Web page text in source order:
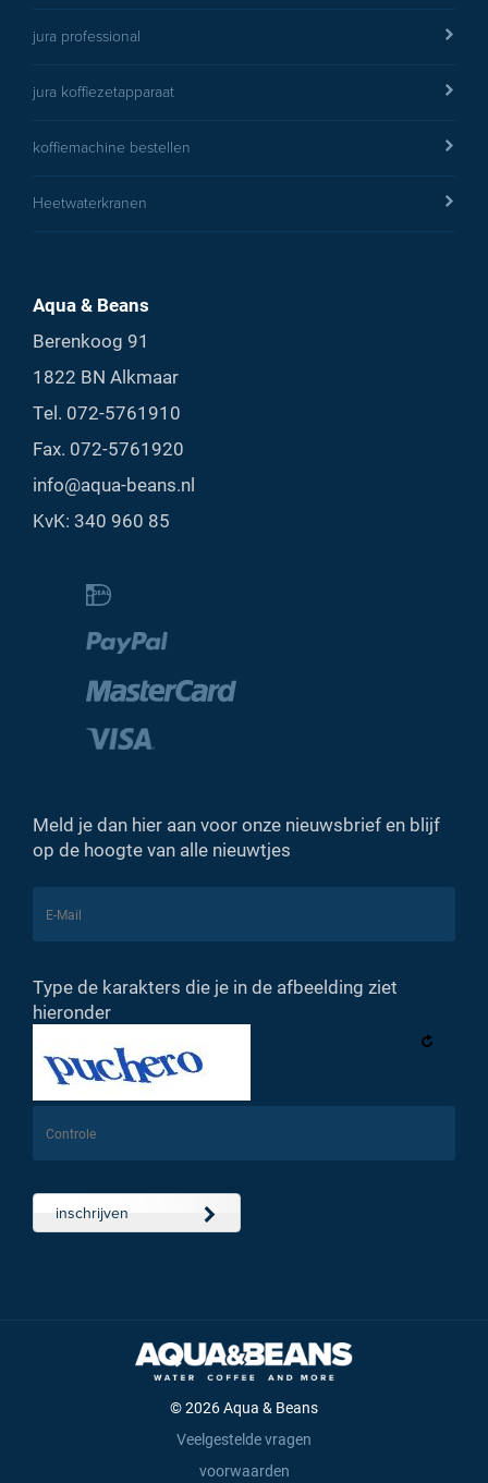
jura professional
jura koffiezetapparaat
koffiemachine bestellen
Heetwaterkranen
Aqua & Beans
Berenkoog 91
1822 BN Alkmaar
Tel. 072-5761910
Fax. 072-5761920
info@aqua-beans.nl
KvK: 340 960 85
Meld je dan hier aan voor onze nieuwsbrief en blijf
op de hoogte van alle nieuwtjes
Type de karakters die je in de afbeelding ziet
hieronder
inschrijven
© 2026 Aqua & Beans
Veelgestelde vragen
voorwaarden